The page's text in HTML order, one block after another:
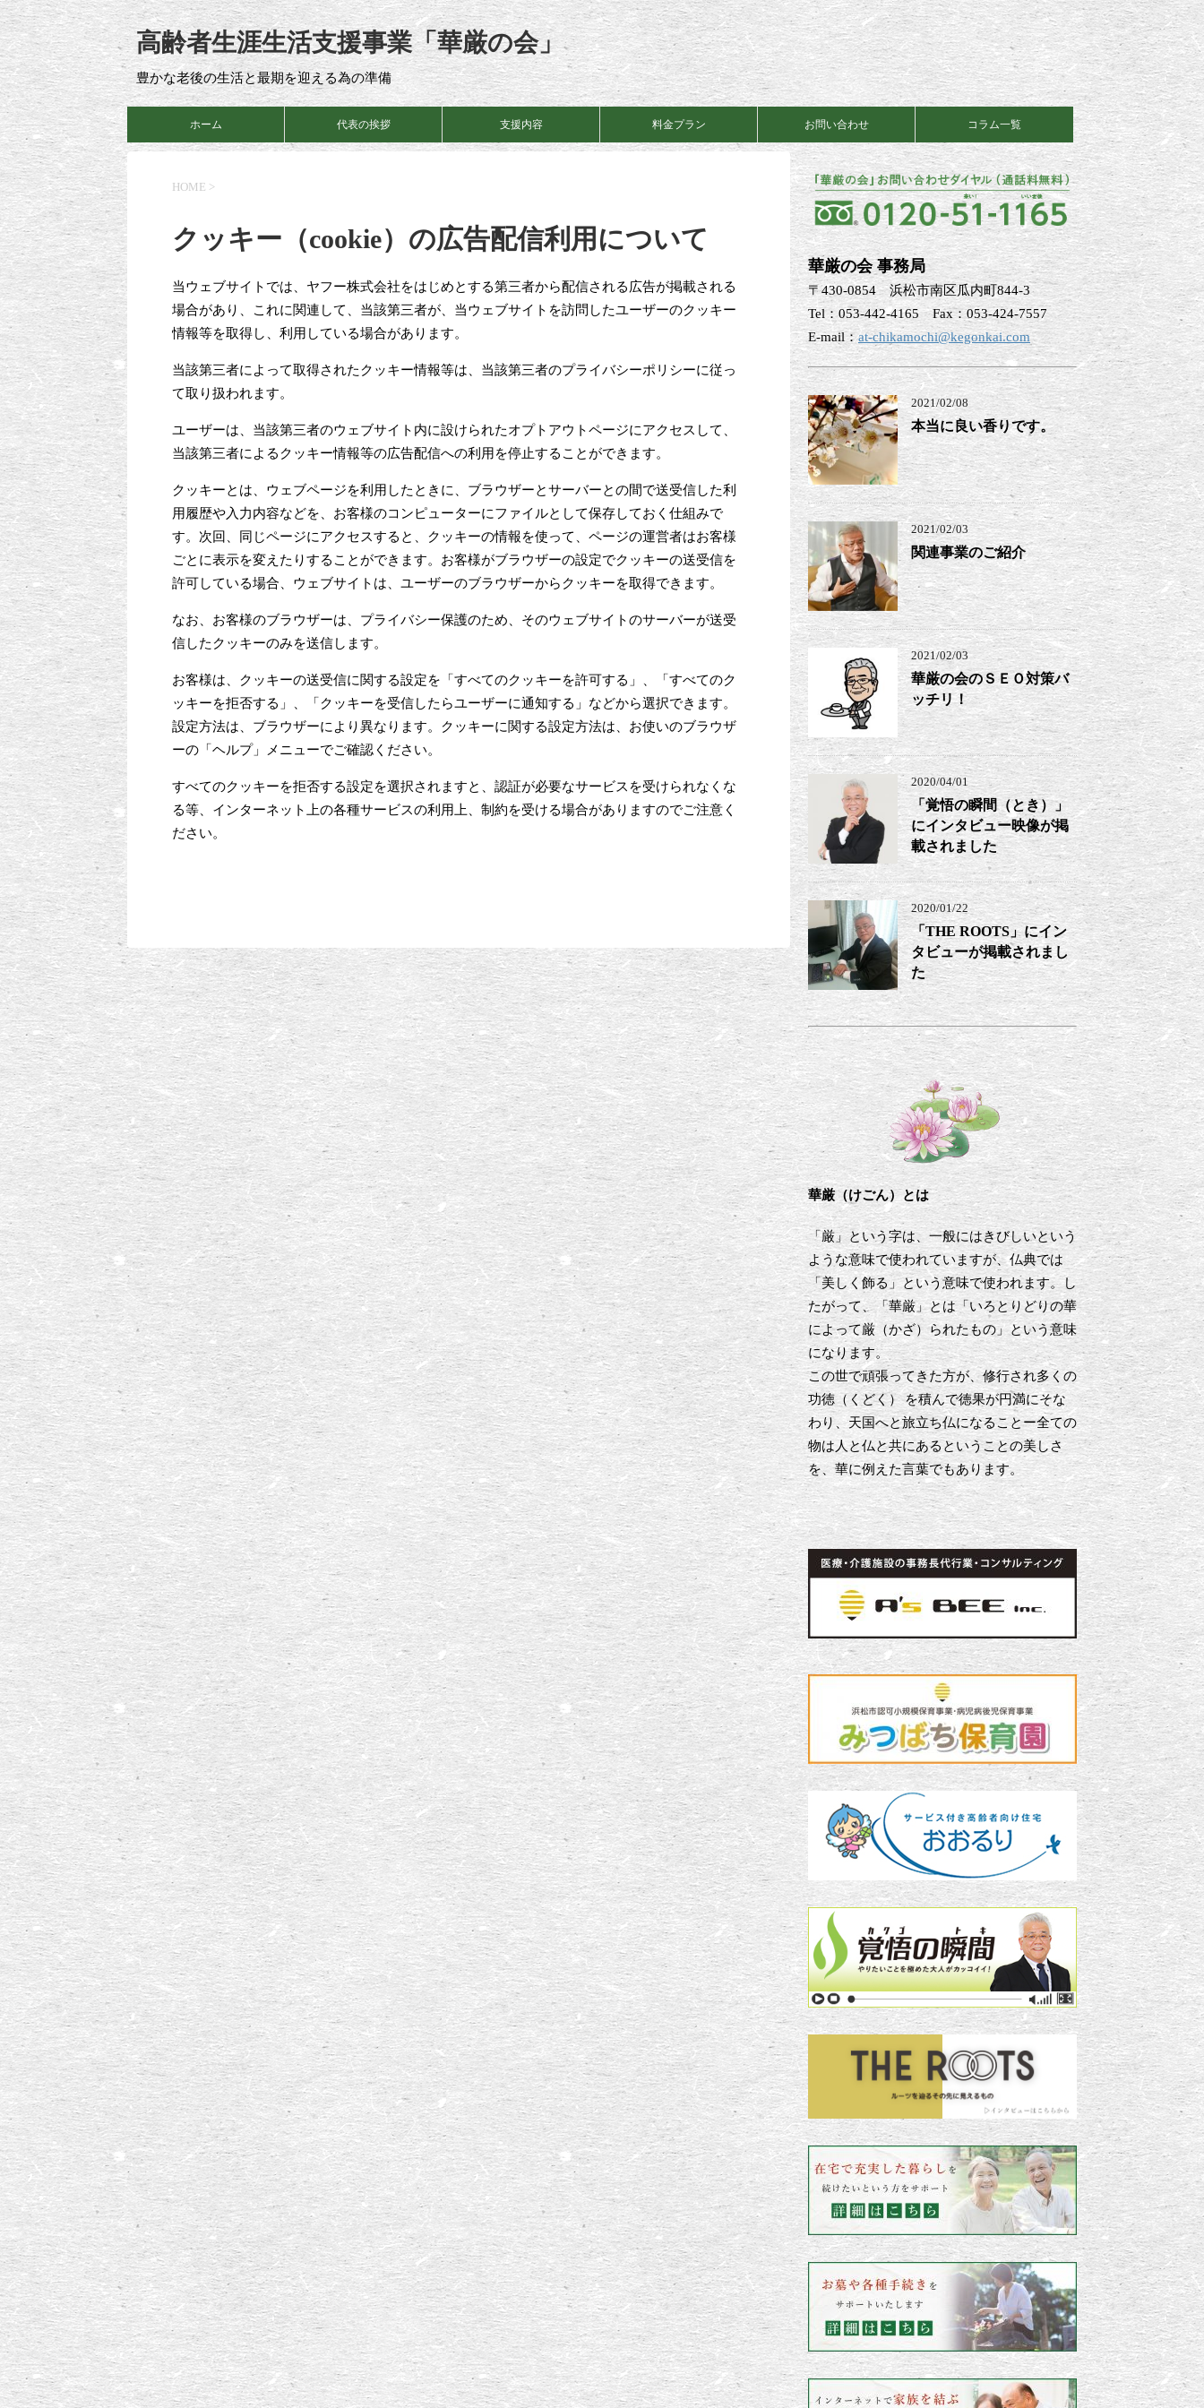
高齢者生涯生活支援事業「華厳の会」
豊かな老後の生活と最期を迎える為の準備
ホーム 代表の挨拶 支援内容 料金プラン お問い合わせ コラム一覧
HOME >
クッキー（cookie）の広告配信利用について
当ウェブサイトでは、ヤフー株式会社をはじめとする第三者から配信される広告が掲載される
場合があり、これに関連して、当該第三者が、当ウェブサイトを訪問したユーザーのクッキー
情報等を取得し、利用している場合があります。
当該第三者によって取得されたクッキー情報等は、当該第三者のプライバシーポリシーに従っ
て取り扱われます。
ユーザーは、当該第三者のウェブサイト内に設けられたオプトアウトページにアクセスして、
当該第三者によるクッキー情報等の広告配信への利用を停止することができます。
クッキーとは、ウェブページを利用したときに、ブラウザーとサーバーとの間で送受信した利
用履歴や入力内容などを、お客様のコンピューターにファイルとして保存しておく仕組みで
す。次回、同じページにアクセスすると、クッキーの情報を使って、ページの運営者はお客様
ごとに表示を変えたりすることができます。お客様がブラウザーの設定でクッキーの送受信を
許可している場合、ウェブサイトは、ユーザーのブラウザーからクッキーを取得できます。
なお、お客様のブラウザーは、プライバシー保護のため、そのウェブサイトのサーバーが送受
信したクッキーのみを送信します。
お客様は、クッキーの送受信に関する設定を「すべてのクッキーを許可する」、「すべてのク
ッキーを拒否する」、「クッキーを受信したらユーザーに通知する」などから選択できます。
設定方法は、ブラウザーにより異なります。クッキーに関する設定方法は、お使いのブラウザ
ーの「ヘルプ」メニューでご確認ください。
すべてのクッキーを拒否する設定を選択されますと、認証が必要なサービスを受けられなくな
る等、インターネット上の各種サービスの利用上、制約を受ける場合がありますのでご注意く
ださい。
華厳の会 事務局
〒430-0854 浜松市南区瓜内町844-3
Tel：053-442-4165 Fax：053-424-7557
E-mail：at-chikamochi@kegonkai.com
2021/02/08
本当に良い香りです。
2021/02/03
関連事業のご紹介
2021/02/03
華厳の会のＳＥＯ対策バ
ッチリ！
2020/04/01
「覚悟の瞬間（とき）」
にインタビュー映像が掲
載されました
2020/01/22
「THE ROOTS」にイン
タビューが掲載されまし
た
華厳（けごん）とは
「厳」という字は、一般にはきびしいという
ような意味で使われていますが、仏典では
「美しく飾る」という意味で使われます。し
たがって、「華厳」とは「いろとりどりの華
によって厳（かざ）られたもの」という意味
になります。
この世で頑張ってきた方が、修行され多くの
功徳（くどく） を積んで徳果が円満にそな
わり、天国へと旅立ち仏になることー全ての
物は人と仏と共にあるということの美しさ
を、華に例えた言葉でもあります。